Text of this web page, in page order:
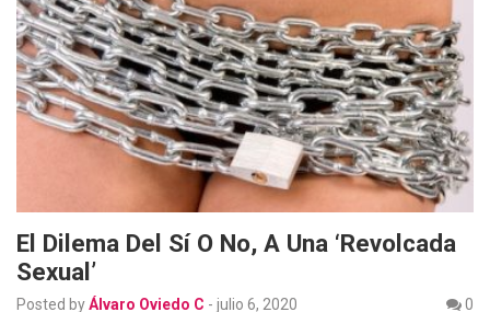
El Dilema Del Sí O No, A Una ‘revolcada
Sexual’
Posted byÁlvaro Oviedo C - julio 6, 2020 0